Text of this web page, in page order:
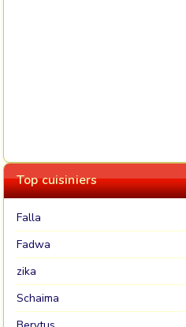
Top cuisiniers
Falla
Fadwa
zika
Schaima